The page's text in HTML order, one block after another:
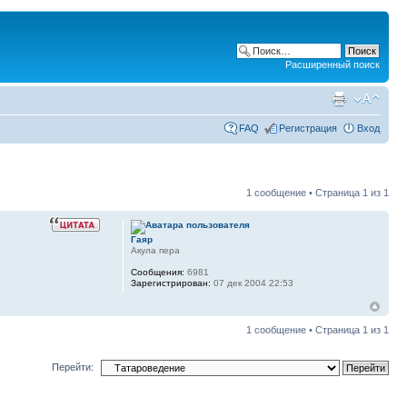
Расширенный поиск
FAQ Регистрация Вход
1 сообщение • Страница 1 из 1
Гаяр
Акула пера
Сообщения: 6981
Зарегистрирован: 07 дек 2004 22:53
1 сообщение • Страница 1 из 1
Перейти: